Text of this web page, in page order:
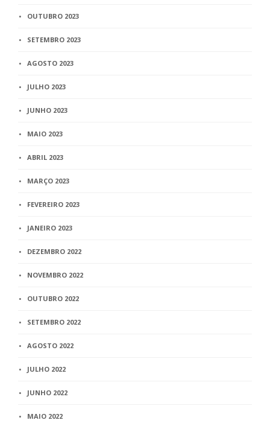
OUTUBRO 2023
SETEMBRO 2023
AGOSTO 2023
JULHO 2023
JUNHO 2023
MAIO 2023
ABRIL 2023
MARÇO 2023
FEVEREIRO 2023
JANEIRO 2023
DEZEMBRO 2022
NOVEMBRO 2022
OUTUBRO 2022
SETEMBRO 2022
AGOSTO 2022
JULHO 2022
JUNHO 2022
MAIO 2022